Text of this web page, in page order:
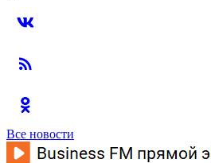
Все новости